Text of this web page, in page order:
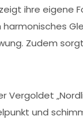
ihre eigene
Zudem
Vergoldet
und